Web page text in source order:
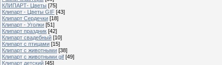
КЛИПАРТ- Цветы [75]
Клипарт - Цветы GIF [43]
Клипарт Сердечки [18]
Клипарт - Уголки [51]
Клипарт праздник [42]
Клипарт свадебный [10]
Клипарт с птицами [15]
Клипарт с животными [38]
Клипарт с животными gif [49]
Клипарт детский [45]